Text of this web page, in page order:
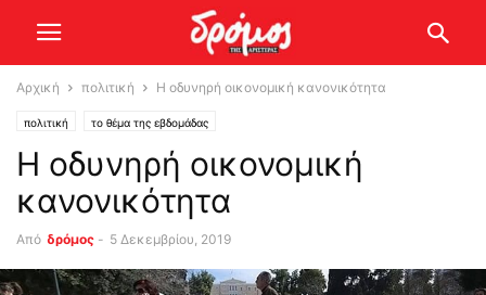
Αρχική πολιτική Η οδυνηρή οικονομική κανονικότητα
πολιτική το θέμα της εβδομάδας
Η οδυνηρή οικονομική
κανονικότητα
Από δρόμος - 5 Δεκεμβρίου, 2019